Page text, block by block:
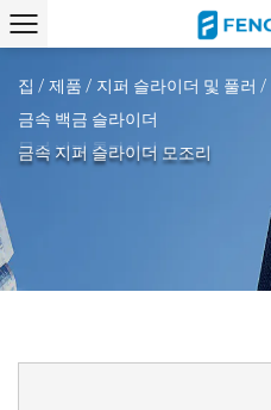
집 / 제품 / 지퍼 슬라이더 및 풀러 /
금속 백금 슬라이더
금속 지퍼 슬라이더 모조리